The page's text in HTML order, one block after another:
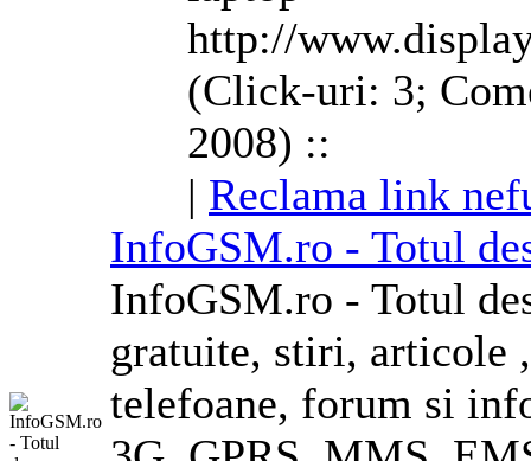
http://
(Click-uri: 3;
2008) ::
| Reclama link
InfoGSM.ro - Totul
InfoGSM.ro - Totul
gratuite, stiri, articole
telefoane, forum si